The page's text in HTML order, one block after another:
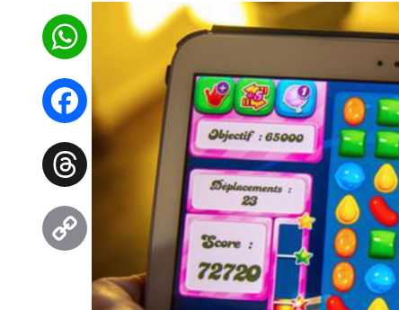
WhatsApp
Facebook
Threads
Copy